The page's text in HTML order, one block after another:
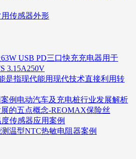
传感器外形